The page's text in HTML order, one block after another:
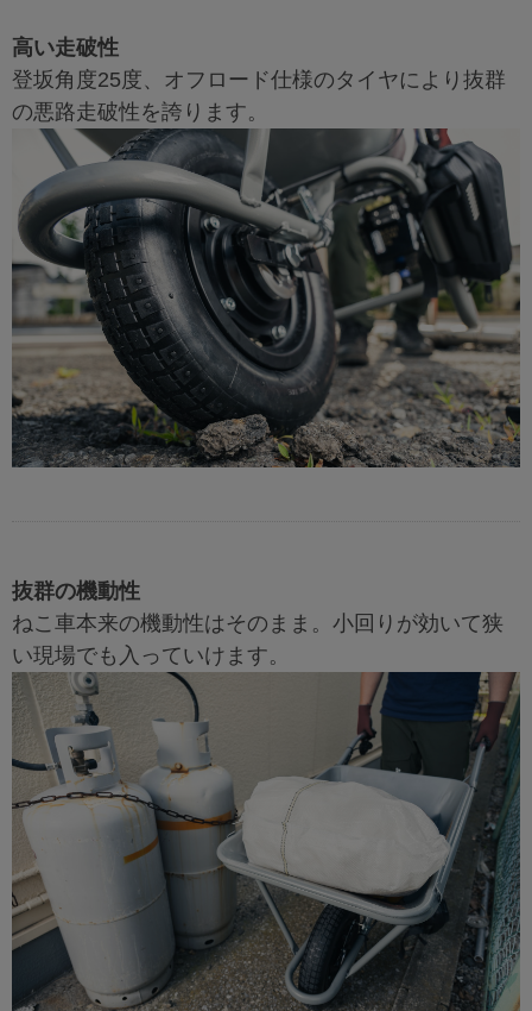
高い走破性
登坂角度25度、オフロード仕様のタイヤにより抜群
の悪路走破性を誇ります。
抜群の機動性
ねこ車本来の機動性はそのまま。小回りが効いて狭
い現場でも入っていけます。